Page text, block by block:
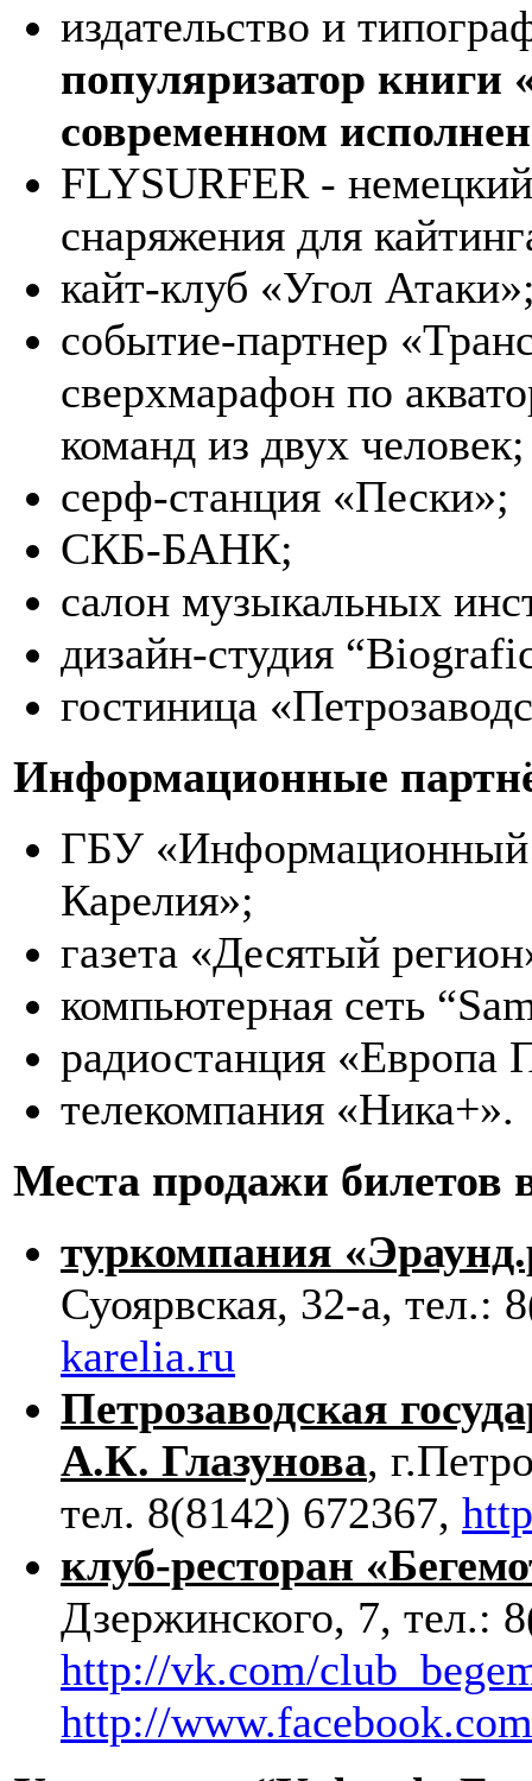
издательство и
популяризатор книги
современном
FLYSURFER -
снаряжения для
кайт-клуб «Угол
событие-партнер
сверхмарафон по
команд из двух человек;
серф-станция «Пески»;
СКБ-БАНК;
салон музыкальных
дизайн-студия
гостиница
Информационные
ГБУ «Информационный
Карелия»;
газета «Десятый
компьютерная сеть
радиостанция «Европа
телекомпания «Ника+».
Места продажи билетов
туркомпания
Суоярвская, 32-а, тел.:
karelia.ru
Петрозаводская
А.К. Глазунова,
тел. 8(8142) 672367,
клуб-ресторан
Дзержинского, 7, тел.:
http://vk.com/
http://